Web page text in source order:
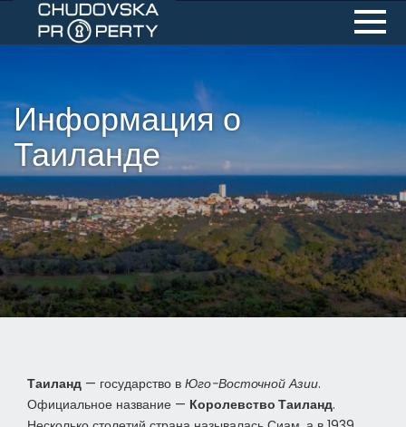
Информация о
Таиланде
Таиланд — государство в Юго-Восточной Азии.
Официальное название — Королевство Таиланд.